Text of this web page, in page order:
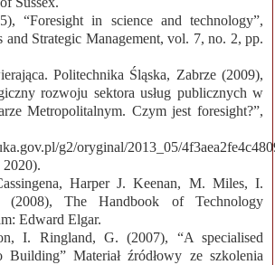
“Foresight in science and technology”,
and Strategic Management, vol. 7, no. 2, pp.
Politechnika Śląska, Zabrze (2009),
rozwoju sektora usług publicznych w
Metropolitalnym. Czym jest foresight?”,
g2/oryginal/2013_05/
2020).
Harper J. Keenan, M. Miles, I.
(2008), The Handbook of Technology
Edward Elgar.
I. Ringland, G. (2007), “A specialised
Building” Materiał źródłowy ze szkolenia